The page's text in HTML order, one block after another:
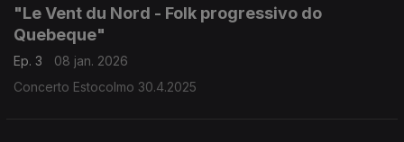
"Le Vent du Nord - Folk progressivo do
Quebeque"
Ep. 3
08 jan. 2026
Concerto Estocolmo 30.4.2025